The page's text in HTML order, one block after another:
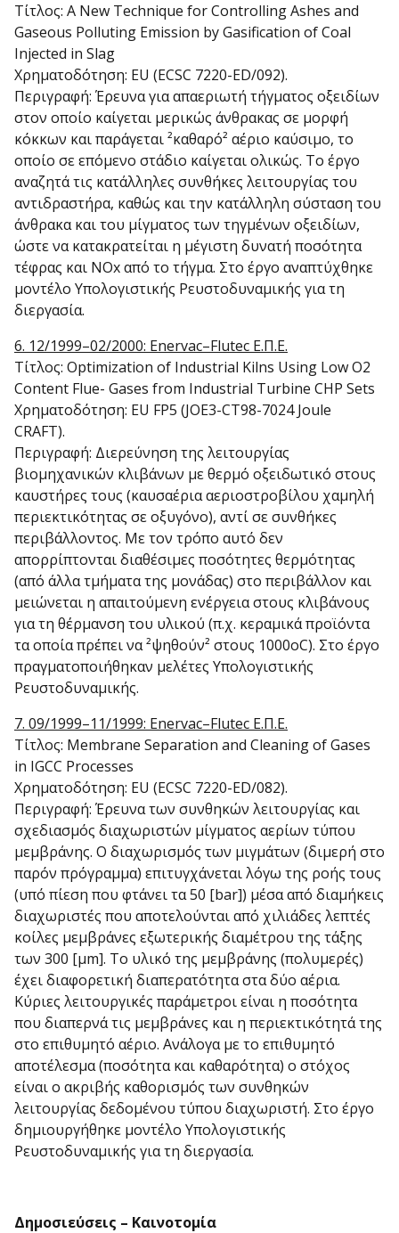
Τίτλος: A New Technique for Controlling Ashes and
Gaseous Polluting Emission by Gasification of Coal
Injected in Slag
Χρηματοδότηση: EU (ECSC 7220-ED/092).
Περιγραφή: Έρευνα για απαεριωτή τήγματος οξειδίων
στον οποίο καίγεται μερικώς άνθρακας σε μορφή
κόκκων και παράγεται ²καθαρό² αέριο καύσιμο, το
οποίο σε επόμενο στάδιο καίγεται ολικώς. Το έργο
αναζητά τις κατάλληλες συνθήκες λειτουργίας του
αντιδραστήρα, καθώς και την κατάλληλη σύσταση του
άνθρακα και του μίγματος των τηγμένων οξειδίων,
ώστε να κατακρατείται η μέγιστη δυνατή ποσότητα
τέφρας και NΟx από το τήγμα. Στο έργο αναπτύχθηκε
μοντέλο Υπολογιστικής Ρευστοδυναμικής για τη
διεργασία.
6. 12/1999–02/2000: Enervac–Flutec Ε.Π.Ε.
Τίτλος: Optimization of Industrial Kilns Using Low O2
Content Flue- Gases from Industrial Turbine CHP Sets
Χρηματοδότηση: EU FP5 (JOE3-CT98-7024 Joule
CRAFT).
Περιγραφή: Διερεύνηση της λειτουργίας
βιομηχανικών κλιβάνων με θερμό οξειδωτικό στους
καυστήρες τους (καυσαέρια αεριοστροβίλου χαμηλή
περιεκτικότητας σε οξυγόνο), αντί σε συνθήκες
περιβάλλοντος. Με τον τρόπο αυτό δεν
απορρίπτονται διαθέσιμες ποσότητες θερμότητας
(από άλλα τμήματα της μονάδας) στο περιβάλλον και
μειώνεται η απαιτούμενη ενέργεια στους κλιβάνους
για τη θέρμανση του υλικού (π.χ. κεραμικά προϊόντα
τα οποία πρέπει να ²ψηθούν² στους 1000οC). Στο έργο
πραγματοποιήθηκαν μελέτες Υπολογιστικής
Ρευστοδυναμικής.
7. 09/1999–11/1999: Enervac–Flutec Ε.Π.Ε.
Τίτλος: Membrane Separation and Cleaning of Gases
in IGCC Processes
Χρηματοδότηση: EU (ECSC 7220-ED/082).
Περιγραφή: Έρευνα των συνθηκών λειτουργίας και
σχεδιασμός διαχωριστών μίγματος αερίων τύπου
μεμβράνης. Ο διαχωρισμός των μιγμάτων (διμερή στο
παρόν πρόγραμμα) επιτυγχάνεται λόγω της ροής τους
(υπό πίεση που φτάνει τα 50 [bar]) μέσα από διαμήκεις
διαχωριστές που αποτελούνται από χιλιάδες λεπτές
κοίλες μεμβράνες εξωτερικής διαμέτρου της τάξης
των 300 [μm]. Το υλικό της μεμβράνης (πολυμερές)
έχει διαφορετική διαπερατότητα στα δύο αέρια.
Κύριες λειτουργικές παράμετροι είναι η ποσότητα
που διαπερνά τις μεμβράνες και η περιεκτικότητά της
στο επιθυμητό αέριο. Ανάλογα με το επιθυμητό
αποτέλεσμα (ποσότητα και καθαρότητα) ο στόχος
είναι ο ακριβής καθορισμός των συνθηκών
λειτουργίας δεδομένου τύπου διαχωριστή. Στο έργο
δημιουργήθηκε μοντέλο Υπολογιστικής
Ρευστοδυναμικής για τη διεργασία.
Δημοσιεύσεις – Καινοτομία